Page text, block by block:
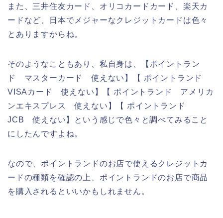
また、三井住友カード、オリコカードカード、楽天カ
ードなど、日本でメジャーなクレジットカードは色々
とありますからね。
そのようなこともあり、私自身は、【ポイントラン
ド マスターカード 使えない】【 ポイントランド
VISAカード 使えない】【 ポイントランド アメリカ
ンエキスプレス 使えない】【 ポイントランド
JCB 使えない】という感じで色々と調べてみること
にしたんですよね。
なので、ポイントランドのお店で使えるクレジットカ
ードの種類を確認の上、ポイントランドのお店で商品
を購入されるといいかもしれません。